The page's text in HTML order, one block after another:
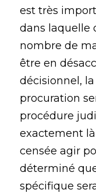
est très
dans laquelle
nombre de
être en
décisionnel,
procuration
procédure
exactement
censée agir
déterminé
spécifique